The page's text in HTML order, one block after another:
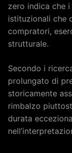
zero indica che
istituzionali che
compratori,
strutturale.
Secondo i
prolungato di
storicamente
rimbalzo
durata